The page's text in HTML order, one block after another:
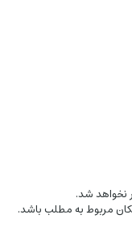
نخواهد شد.
مربوط به مطلب باشد.